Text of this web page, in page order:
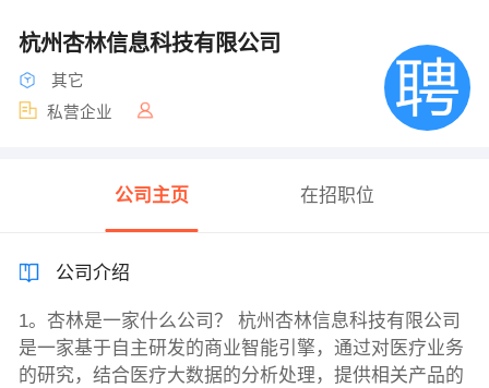
杭州杏林信息科技有限公司
其它
私营企业
公司主页 在招职位
公司介绍
1。杏林是一家什么公司？ 杭州杏林信息科技有限公司
是一家基于自主研发的商业智能引擎，通过对医疗业务
的研究，结合医疗大数据的分析处理，提供相关产品的